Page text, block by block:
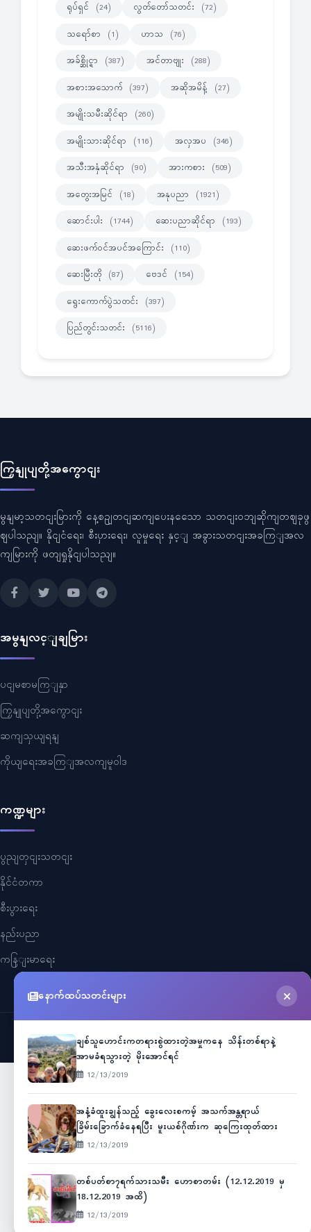
ရုပ်ရှင် (24) လွတ်တော်သတင်း (72)
သရော်စာ (1) ဟာသ (76)
အခ်စ္ဆိုင္ရာ (387) အင်တာဗျုး (288)
အစားအသောက် (397) အဆိုအမိန့် (27)
အမျိုးသမီးဆိုင်ရာ (260)
အမျိုးသားဆိုင်ရာ (116) အလှအပ (346)
အသီးအနှံဆိုင်ရာ (90) အားကစား (509)
အတွေးအမြင် (18) အနုပညာ (1921)
ဆောင်းပါး (1744) ဆေးပညာဆိုင်ရာ (193)
ဆေးဖက်ဝင်အပင်အကြောင်း (110)
ဆေးမြီးတို (87) ဗေဒင် (154)
ရွေးကောက်ပွဲသတင်း (397)
ပြည်တွင်းသတင်း (5116)
ကြှနျုပျတို့အကွောငျး
မွနျမာ့သတငျးမြားကို နေ့စဥျတငျဆကျပေးနသေော သတငျးဝဘျဆိုကျတဈခုဖွ
ဈပါသညျ။ နိုငျငံရေး၊ စီးပှားရေး၊ လူမှုရေး နှင့ျ အခွားသတငျးအခကြျအလ
ကျမြားကို ဖတျရှုနိုငျပါသညျ။
အမွနျလင့ျချမြား
ပငျမစာမကြျနှာ
ကြှနျုပျတို့အကွောငျး
ဆကျသှယျရနျ
ကိုယျရေးအခကြျအလကျမူဝါဒ
ကဏ္ဍများ
ပွညျတှငျးသတငျး
နိုင်ငံတကာ
စီးပွားရေး
နည်းပညာ
ကနြျးမာရေး
©2026Myanmar Cele News. All Rights Reserved.
နောက်ထပ်သတင်းများ
ချစ်သူဟောင်းကတရားစွဲထားတဲ့အမှုကနေ သိန်းတစ်ရာနဲ့
အာမခံရသွားတဲ့ မိုးအောင်ရင်
12/13/2019
အနံ့ခံထူးချွန်သည့် ခွေးလေးစကမ့် အသက်အန္တရာယ်
ခြိမ်းခြောက်ခံနေရပြီး မူးယစ်ဂိုဏ်းက ဆုကြေးထုတ်ထား
12/13/2019
တစ်ပတ်စာ၇ရက်သားသမီး ဟောစာတမ်း (12.12.2019 မှ
18.12.2019 အထိ)
12/13/2019
Unicode ဇော်ဂျီ